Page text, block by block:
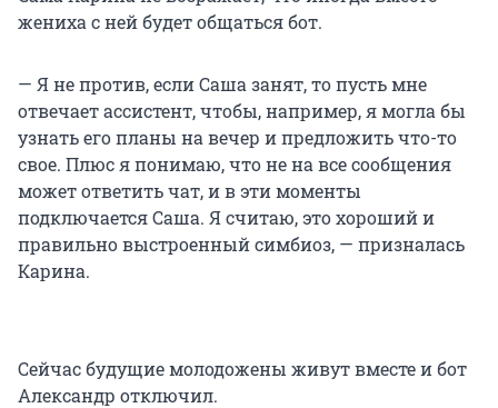
жениха с ней будет общаться бот.
— Я не против, если Саша занят, то пусть мне
отвечает ассистент, чтобы, например, я могла бы
узнать его планы на вечер и предложить что-то
свое. Плюс я понимаю, что не на все сообщения
может ответить чат, и в эти моменты
подключается Саша. Я считаю, это хороший и
правильно выстроенный симбиоз, — призналась
Карина.
Сейчас будущие молодожены живут вместе и бот
Александр отключил.